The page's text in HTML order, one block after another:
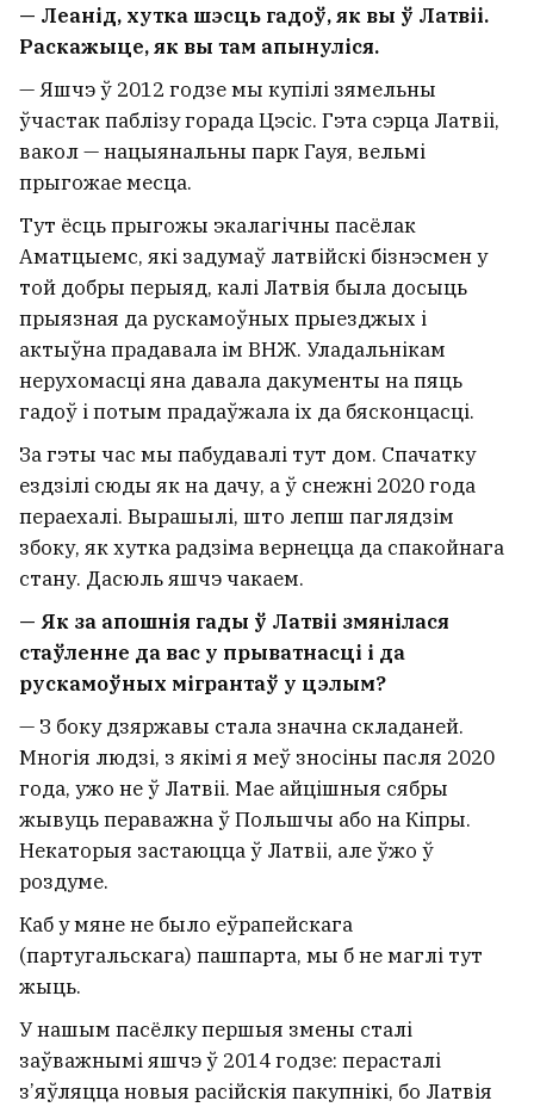
— Леанід, хутка шэсць гадоў, як вы ў Латвіі.
Раскажыце, як вы там апынуліся.
— Яшчэ ў 2012 годзе мы купілі зямельны
ўчастак паблізу горада Цэсіс. Гэта сэрца Латвіі,
вакол — нацыянальны парк Гауя, вельмі
прыгожае месца.
Тут ёсць прыгожы экалагічны пасёлак
Аматцыемс, які задумаў латвійскі бізнэсмен у
той добры перыяд, калі Латвія была досыць
прыязная да рускамоўных прыезджых і
актыўна прадавала ім ВНЖ. Уладальнікам
нерухомасці яна давала дакументы на пяць
гадоў і потым прадаўжала іх да бясконцасці.
За гэты час мы пабудавалі тут дом. Спачатку
ездзілі сюды як на дачу, а ў снежні 2020 года
пераехалі. Вырашылі, што лепш паглядзім
збоку, як хутка радзіма вернецца да спакойнага
стану. Дасюль яшчэ чакаем.
— Як за апошнія гады ў Латвіі змянілася
стаўленне да вас у прыватнасці і да
рускамоўных мігрантаў у цэлым?
— З боку дзяржавы стала значна складаней.
Многія людзі, з якімі я меў зносіны пасля 2020
года, ужо не ў Латвіі. Мае айцішныя сябры
жывуць пераважна ў Польшчы або на Кіпры.
Некаторыя застаюцца ў Латвіі, але ўжо ў
роздуме.
Каб у мяне не было еўрапейскага
(партугальскага) пашпарта, мы б не маглі тут
жыць.
У нашым пасёлку першыя змены сталі
заўважнымі яшчэ ў 2014 годзе: перасталі
з’яўляцца новыя расійскія пакупнікі, бо Латвія